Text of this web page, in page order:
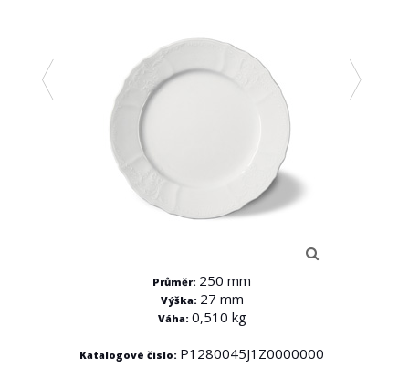
Průměr: 250 mm
Výška: 27 mm
Váha: 0,510 kg
Katalogové číslo: P1280045J1Z0000000